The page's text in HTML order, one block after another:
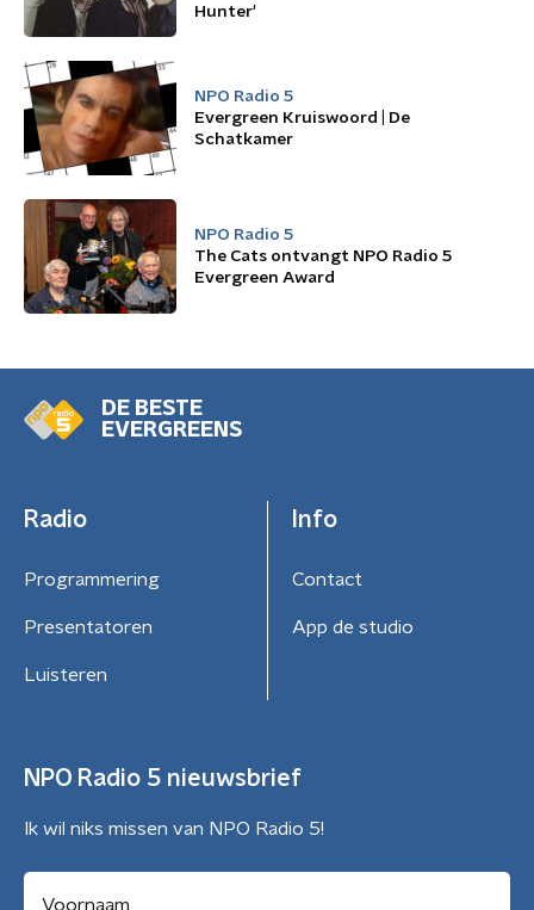
Hunter'
NPO Radio 5
Evergreen Kruiswoord | De
Schatkamer
NPO Radio 5
The Cats ontvangt NPO Radio 5
Evergreen Award
DE BESTE
EVERGREENS
Radio
Programmering
Presentatoren
Luisteren
Info
Contact
App de studio
NPO Radio 5 nieuwsbrief
Ik wil niks missen van NPO Radio 5!